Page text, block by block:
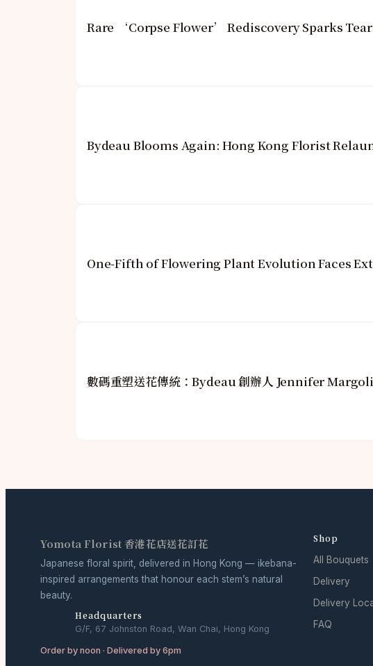
Rare ‘Corpse Flower’ Rediscovery Sparks
Bydeau Blooms Again: Hong Kong Florist
One-Fifth of Flowering Plant Evolution Faces
數碼重塑送花傳統：Bydeau 創辦人 Jennifer
Yomota Florist 香港花店送花訂花
Japanese floral spirit, delivered in Hong Kong — ikebana-
inspired arrangements that honour each stem’s natural
beauty.
Headquarters
G/F, 67 Johnston Road, Wan Chai, Hong Kong
Order by noon · Delivered by 6pm
Shop
All Bouquets
Delivery
Delivery
FAQ